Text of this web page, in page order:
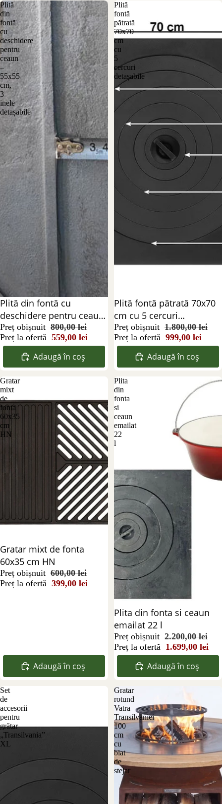
Plită
din
fontă
cu
deschidere
pentru
ceaun
–
55x55
cm,
3
inele
detașabile
Reducere 30%
Plită din fontă cu
deschidere pentru ceaun
– 55x55 cm, 3 inele
detașabile
Preț obișnuit 800,00 lei
Preț la ofertă 559,00 lei
Adaugă în coș
Plită
fontă
pătrată
70x70
cm
cu
5
cercuri
detașabile
Reducere 45%
Plită fontă pătrată 70x70
cm cu 5 cercuri
detașabile
Preț obișnuit 1.800,00 lei
Preț la ofertă 999,00 lei
Adaugă în coș
Gratar
mixt
de
fonta
60x35
cm
HN
Reducere 34%
Gratar mixt de fonta
60x35 cm HN
Preț obișnuit 600,00 lei
Preț la ofertă 399,00 lei
Adaugă în coș
Plita
din
fonta
si
ceaun
emailat
22
l
Reducere 23%
Plita din fonta si ceaun
emailat 22 l
Preț obișnuit 2.200,00 lei
Preț la ofertă 1.699,00 lei
Adaugă în coș
Set
de
accesorii
pentru
grătar
„Transilvania”
XL
Gratar
rotund
Vatra
Transilvaniei
100
cm
cu
blat
de
stejar